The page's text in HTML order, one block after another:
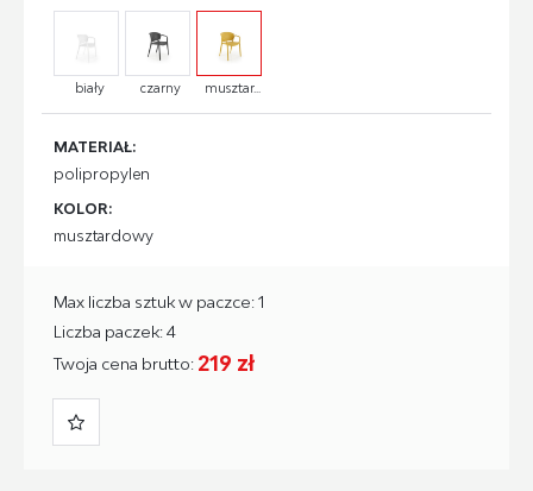
biały czarny musztar...
MATERIAŁ:
polipropylen
KOLOR:
musztardowy
Twoja cena brutto: 219 zł
Max liczba sztuk w paczce: 1
Liczba paczek: 4